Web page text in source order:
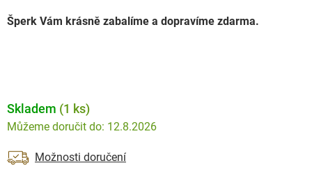
Šperk Vám krásně zabalíme a dopravíme zdarma.
Skladem (1 ks)
12.8.2026
Možnosti doručení